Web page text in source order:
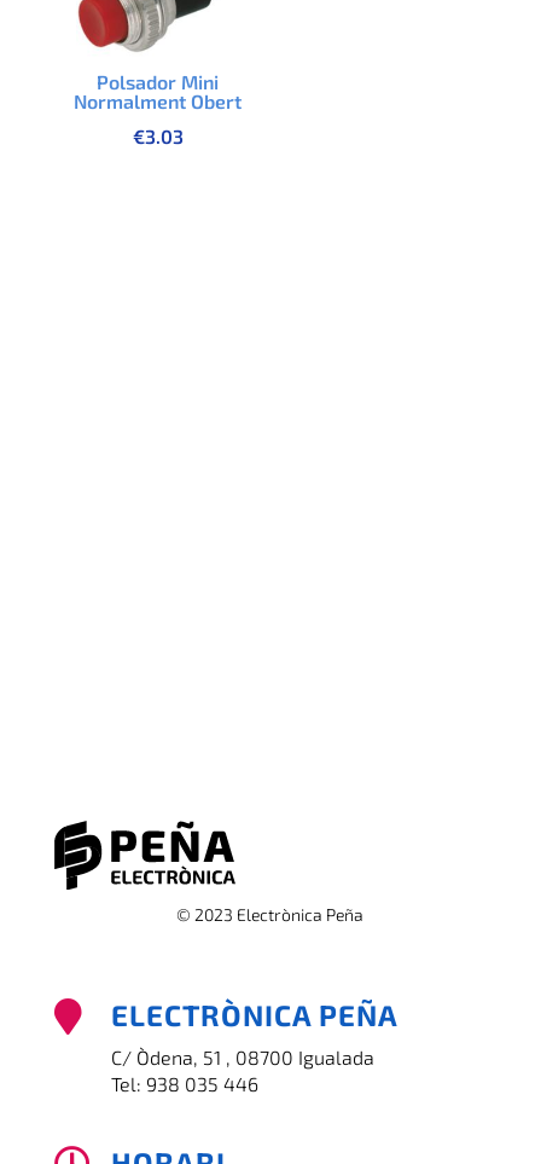
Polsador Mini
Normalment Obert
€3.03
© 2023 Electrònica Peña
 ELECTRÒNICA PEÑA
C/ Òdena, 51 , 08700 Igualada
Tel: 938 035 446